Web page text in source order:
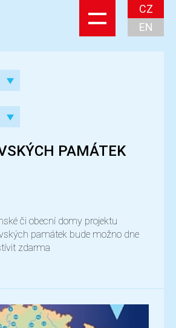
CZ
EN
PAMÁTEK
či obecní domy projektu
památek bude možno dne
zdarma